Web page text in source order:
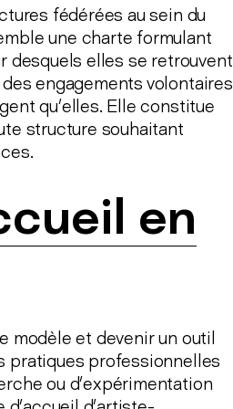
fédérées au sein du
une charte formulant
desquels elles se retrouvent
engagements volontaires
qu’elles. Elle constitue
structure souhaitant
en
et devenir un outil
pratiques professionnelles
ou d’expérimentation